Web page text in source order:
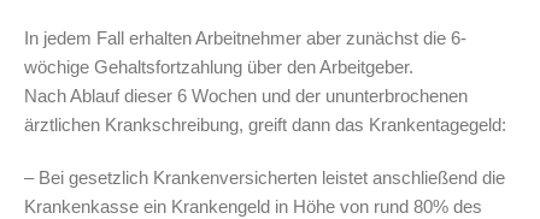
In jedem Fall erhalten Arbeitnehmer aber zunächst die 6-
wöchige Gehaltsfortzahlung über den Arbeitgeber.
Nach Ablauf dieser 6 Wochen und der ununterbrochenen
ärztlichen Krankschreibung, greift dann das Krankentagegeld:
– Bei gesetzlich Krankenversicherten leistet anschließend die
Krankenkasse ein Krankengeld in Höhe von rund 80% des